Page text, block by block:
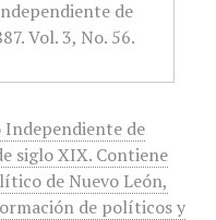
de
siglo XIX. Contiene
de Nuevo León,
de políticos y